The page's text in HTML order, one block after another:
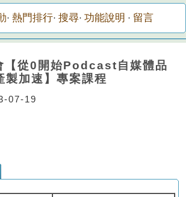
· 熱門排行· 搜尋· 功能說明 · 留言
【從0開始Podcast自媒體品
製加速】專案課程
07-19